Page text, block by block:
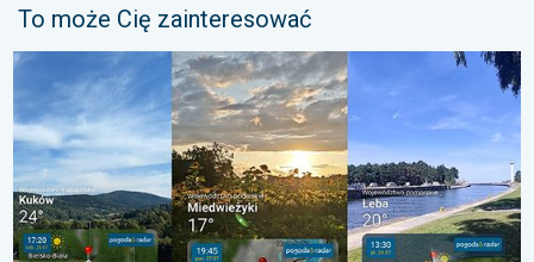
To może Cię zainteresować
Półmetek wakacji. Jaka pogoda w sierpniu?. . . środa, 29